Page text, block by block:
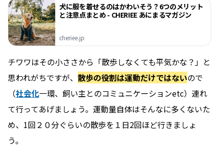
犬に服を着せるのはかわいそう？6つのメリット
と注意点まとめ - CHERIEE あにまるマガジン
cheriee.jp
チワワはその小ささから「散歩しなくても平気かな？」と
思われがちですが、 散歩の役割は運動だけではないので
（社会化一環、飼い主とのコミュニケーションetc）連れ
て行ってあげましょう。運動量自体はそんなに多くないた
め、1回２０分ぐらいの散歩を１日2回ほど行きましょ
う。